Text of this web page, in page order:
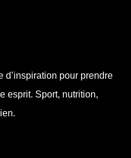
d’inspiration pour prendre
esprit. Sport, nutrition,